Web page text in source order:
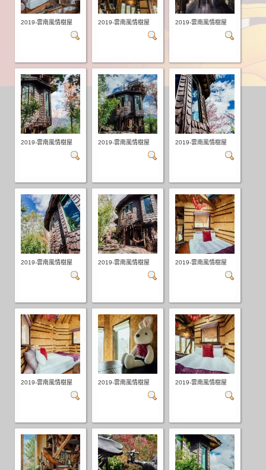
2019-雲南風情樹屋 2019-雲南風情樹屋 2019-雲南風情樹屋
2019-雲南風情樹屋 2019-雲南風情樹屋 2019-雲南風情樹屋
2019-雲南風情樹屋 2019-雲南風情樹屋 2019-雲南風情樹屋
2019-雲南風情樹屋 2019-雲南風情樹屋 2019-雲南風情樹屋